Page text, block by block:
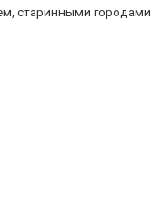
старинными городами